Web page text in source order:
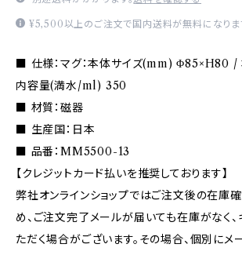
¥5,500以上のご注文で国内送料が無料になりま
■ 仕様：マグ：本体サイズ(mm) Φ85×H80
内容量(満水/ml) 350
■ 材質：磁器
■ 生産国：日本
■ 品番：MM5500-13
【クレジットカード払いを推奨しております】
弊社オンラインショップではご注文後の在庫
め、ご注文完了メールが届いても在庫がなく、
ただく場合がございます。その場合、個別にメ